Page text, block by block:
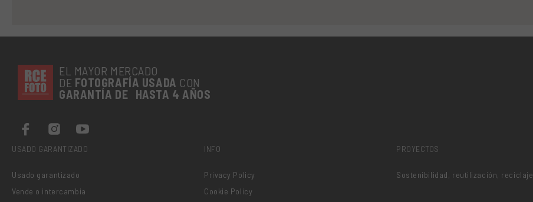
EL MAYOR MERCADO
DE FOTOGRAFÍA USADA CON
GARANTÍA DE HASTA 4 AÑOS
USADO GARANTIZADO
Usado garantizado
Vende o intercambia
INFO
Privacy Policy
Cookie Policy
PROYECTOS
Sostenibilidad, reutilización, reciclaje